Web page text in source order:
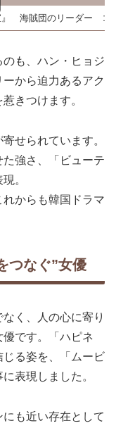
海賊団のリーダー コ
も、ハン・ヒョジ
から迫力あるアク
きつけます。
せられています。
た強さ、「ビューテ
。
からも韓国ドラマ
つなぐ”女優
く、人の心に寄り
優です。「ハピネ
る姿を、「ムービ
表現しました。
も近い存在として